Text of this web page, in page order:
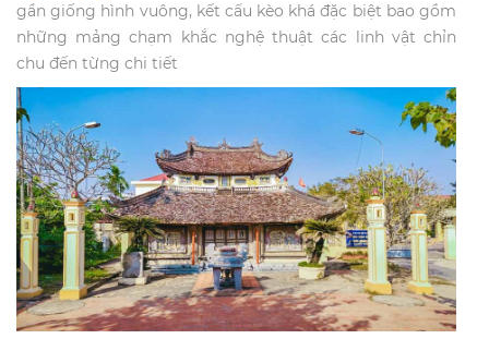
gần giống hình vuông, kết cấu kèo khá đặc biệt bao gồm
những mảng chạm khắc nghệ thuật các linh vật chỉn
chu đến từng chi tiết